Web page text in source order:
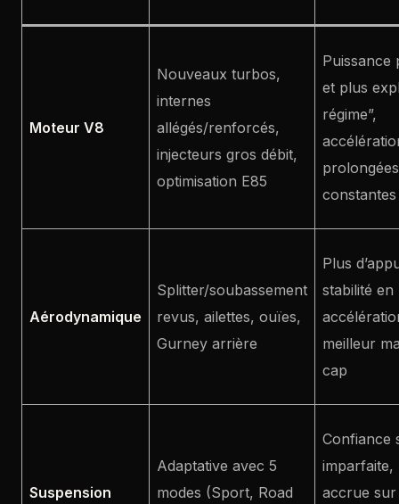
Moteur V8
Nouveaux turbos,
internes
allégés/renforcés,
injecteurs gros débit,
optimisation E85
Puissance
et plus
régime”,
constantes
Aérodynamique
Splitter/soubassement
revus, ailettes, ouïes,
Gurney arrière
Plus
stabilité en
meilleur
cap
Suspension
Adaptative avec 5
modes (Sport, Road
Confiance
imparfaite,
accrue sur